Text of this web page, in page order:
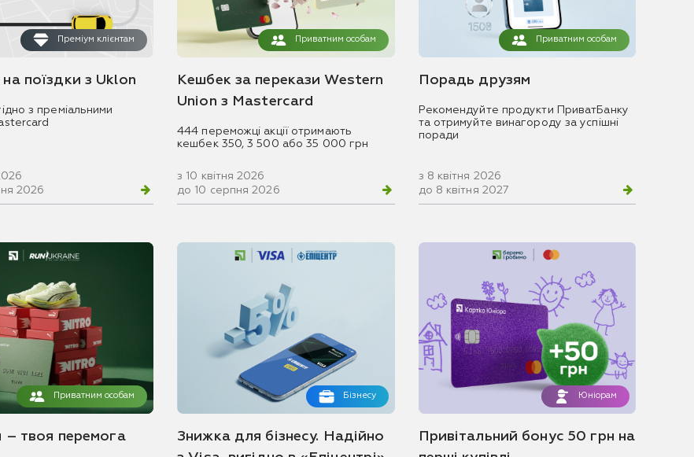
Преміум клієнтам
поїздки з Uklon
з преміальними
2026
Приватним особам
Кешбек за перекази Western
Union з Mastercard
444 переможці акції отримають
кешбек 350, 3 500 або 35 000 грн
з 10 квітня 2026
до 10 серпня 2026
Приватним особам
Порадь друзям
Рекомендуйте продукти ПриватБанку
та отримуйте винагороду за успішні
поради
з 8 квітня 2026
до 8 квітня 2027
Приватним особам
– твоя перемога
Бізнесу
Знижка для бізнесу. Надійно
Юніорам
Привітальний бонус 50 грн на